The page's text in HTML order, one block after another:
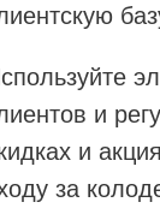
и
и
за